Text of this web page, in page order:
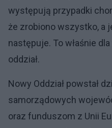
występują przypadki
że zrobiono wszystko, a
następuje. To właśnie
oddział.
Nowy Oddział powstał
samorządowych
oraz funduszom z Unii